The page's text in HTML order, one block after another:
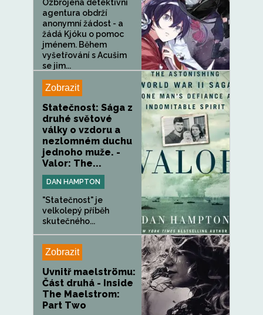
Ozbrojená detektivní
agentura obdrží
anonymní žádost - a
žádá Kjóku o pomoc
jménem. Během
vyšetřování s Acušim
se jim...
Zobrazit
Statečnost: Sága z
druhé světové
války o vzdoru a
nezlomném duchu
jednoho muže. -
Valor: The...
DAN HAMPTON
"Statečnost" je
velkolepý příběh
skutečného...
Zobrazit
Uvnitř maelströmu:
Část druhá - Inside
The Maelstrom:
Part Two